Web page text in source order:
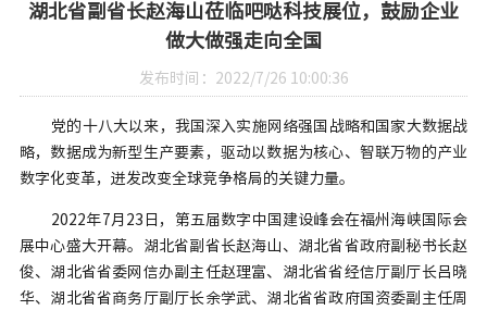
湖北省副省长赵海山莅临吧哒科技展位，鼓励企业
做大做强走向全国
发布时间：2022/7/26 10:00:36
党的十八大以来，我国深入实施网络强国战略和国家大数据战
略，数据成为新型生产要素，驱动以数据为核心、智联万物的产业
数字化变革，迸发改变全球竞争格局的关键力量。
2022年7月23日，第五届数字中国建设峰会在福州海峡国际会
展中心盛大开幕。湖北省副省长赵海山、湖北省省政府副秘书长赵
俊、湖北省省委网信办副主任赵理富、湖北省省经信厅副厅长吕晓
华、湖北省省商务厅副厅长余学武、湖北省省政府国资委副主任周